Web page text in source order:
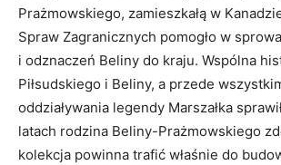
Prażmowskiego, zamieszkałą w
Spraw Zagranicznych pomogło w
i odznaczeń Beliny do kraju. Wspólna
Piłsudskiego i Beliny, a przede
oddziaływania legendy Marszałka
latach rodzina Beliny-Prażmowskiego
kolekcja powinna trafić właśnie do